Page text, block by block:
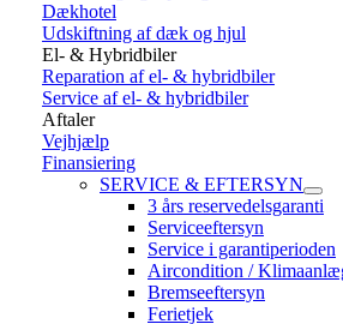
Dækhotel
Udskiftning af dæk og hjul
El- & Hybridbiler
Reparation af el- & hybridbiler
Service af el- & hybridbiler
Aftaler
Vejhjælp
Finansiering
SERVICE & EFTERSYN
3 års reservedelsgaranti
Serviceeftersyn
Service i garantiperioden
Aircondition /
Bremseeftersyn
Ferietjek